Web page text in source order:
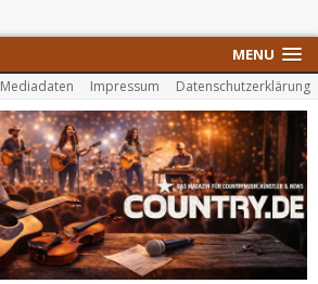
MENU
Mediadaten Impressum Datenschutzerklärung